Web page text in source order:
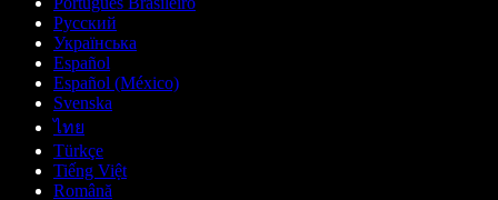
Русский
Українська
Español
Español (México)
Svenska
ไทย
Türkçe
Tiếng Việt
Română